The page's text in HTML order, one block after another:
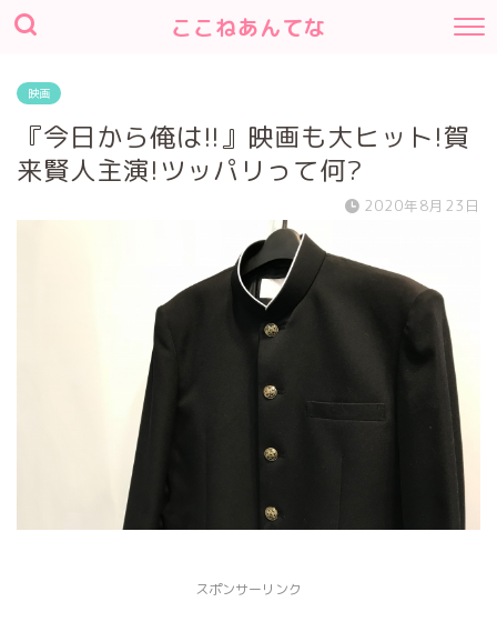
ここねあんてな
映画
『今日から俺は!!』映画も大ヒット!賀
来賢人主演!ツッパリって何?
2020年8月23日
スポンサーリンク